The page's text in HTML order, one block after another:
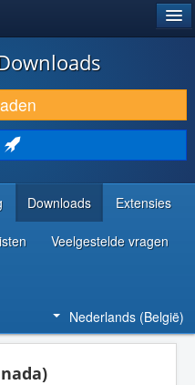
Downloads Extensies
Veelgestelde vragen
Nederlands (België)